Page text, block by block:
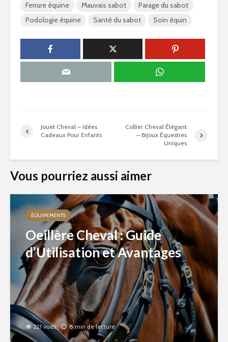
Ferrure équine
Mauvais sabot
Parage du sabot
Podologie équine
Santé du sabot Soin équin
Jouet Cheval – Idées
Cadeaux Pour Enfants
Collier Cheval Élégant
– Bijoux Équestres
Uniques
Vous pourriez aussi aimer
ÉQUIPEMENTS
Oeillère Cheval : Guide
d’Utilisation et Avantages
221 vues 8 min de lecture